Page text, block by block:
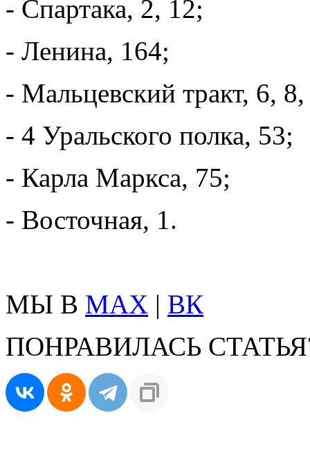
- Спартака, 2, 12;
- Ленина, 164;
- Мальцевский тракт, 6,
- 4 Уральского полка, 53;
- Карла Маркса, 75;
- Восточная, 1.
МЫ В MAX | ВК
ПОНРАВИЛАСЬ